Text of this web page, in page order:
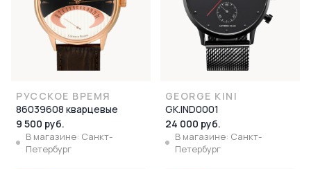
РУССКОЕ ВРЕМЯ
86039608 кварцевые
9 500 руб.
В магазине: Санкт-
Петербург
GEORGE KINI
GK.IND0001
24 000 руб.
В магазине: Санкт-
Петербург